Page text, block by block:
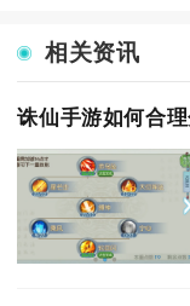
相关资讯
诛仙手游如何合